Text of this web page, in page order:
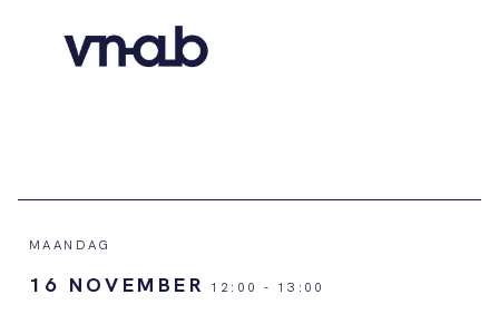
MAANDAG
16 NOVEMBER 12:00 - 13:00